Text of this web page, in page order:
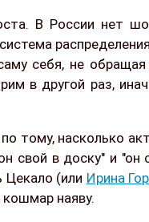
В России нет
себя, не
в другой раз,
тому, насколько
свой в доску" и "он
Цекало (или Ирина
наяву.